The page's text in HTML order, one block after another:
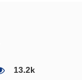
13.2k